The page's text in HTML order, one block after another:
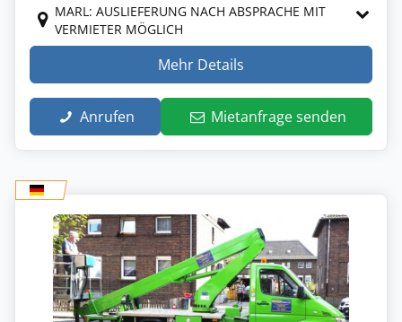
MARL: AUSLIEFERUNG NACH ABSPRACHE MIT
VERMIETER MÖGLICH
Mehr Details
Anrufen Mietanfrage senden